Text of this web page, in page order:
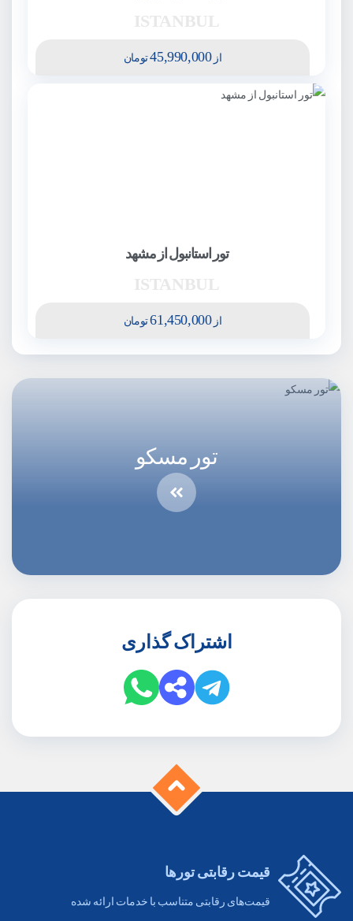
از 45,990,000تومان
تور استانبول از مشهد
از 61,450,000تومان
تور مسکو
اشتراک گذاری
قیمت رقابتی تورها
قیمت‌های رقابتی متناسب با خدمات ارائه شده